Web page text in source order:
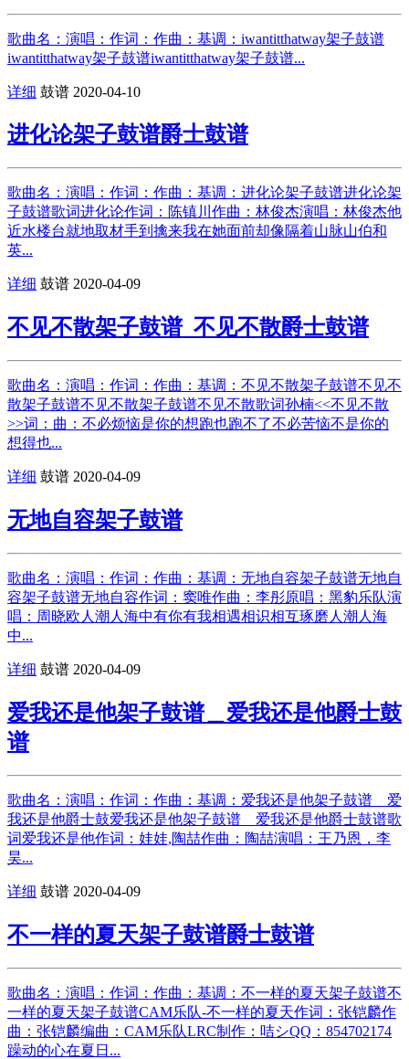
歌曲名：演唱：作词：作曲：基调：iwantitthatway架子鼓谱
iwantitthatway架子鼓谱iwantitthatway架子鼓谱...
详细 鼓谱 2020-04-10
进化论架子鼓谱爵士鼓谱
歌曲名：演唱：作词：作曲：基调：进化论架子鼓谱进化论架
子鼓谱歌词进化论作词：陈镇川作曲：林俊杰演唱：林俊杰他
近水楼台就地取材手到擒来我在她面前却像隔着山脉山伯和
英...
详细 鼓谱 2020-04-09
不见不散架子鼓谱_不见不散爵士鼓谱
歌曲名：演唱：作词：作曲：基调：不见不散架子鼓谱不见不
散架子鼓谱不见不散架子鼓谱不见不散歌词孙楠<<不见不散
>>词：曲：不必烦恼是你的想跑也跑不了不必苦恼不是你的
想得也...
详细 鼓谱 2020-04-09
无地自容架子鼓谱
歌曲名：演唱：作词：作曲：基调：无地自容架子鼓谱无地自
容架子鼓谱无地自容作词：窦唯作曲：李彤原唱：黑豹乐队演
唱：周晓欧人潮人海中有你有我相遇相识相互琢磨人潮人海
中...
详细 鼓谱 2020-04-09
爱我还是他架子鼓谱＿爱我还是他爵士鼓
谱
歌曲名：演唱：作词：作曲：基调：爱我还是他架子鼓谱＿爱
我还是他爵士鼓爱我还是他架子鼓谱＿爱我还是他爵士鼓谱歌
词爱我还是他作词：娃娃,陶喆作曲：陶喆演唱：王乃恩，李
昊...
详细 鼓谱 2020-04-09
不一样的夏天架子鼓谱爵士鼓谱
歌曲名：演唱：作词：作曲：基调：不一样的夏天架子鼓谱不
一样的夏天架子鼓谱CAM乐队-不一样的夏天作词：张铠麟作
曲：张铠麟编曲：CAM乐队LRC制作：咭シQQ：854702174
躁动的心在夏日...